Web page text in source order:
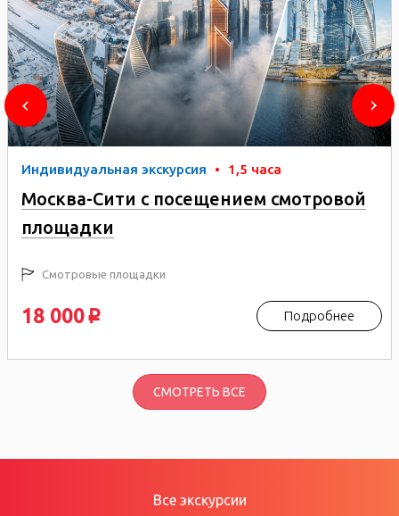
Индивидуальная экскурсия • 1,5 часа
Москва-Сити с посещением смотровой
площадки
Смотровые площадки
18 000 p Подробнее
СМОТРЕТЬ ВСЕ
Все экскурсии